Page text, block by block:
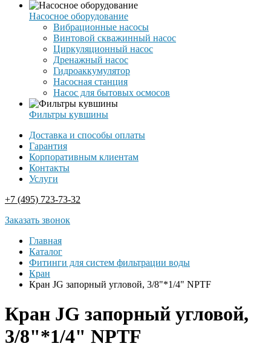
Насосное оборудование
Вибрационные насосы
Винтовой скважинный насос
Циркуляционный насос
Дренажный насос
Гидроаккумулятор
Насосная станция
Насос для бытовых осмосов
Фильтры кувшины
Доставка и способы оплаты
Гарантия
Корпоративным клиентам
Контакты
Услуги
+7 (495) 723-73-32
Заказать звонок
Главная
Каталог
Фитинги для систем фильтрации воды
Кран
Кран JG запорный угловой, 3/8"*1/4" NPTF
Кран JG запорный угловой,
3/8"*1/4" NPTF